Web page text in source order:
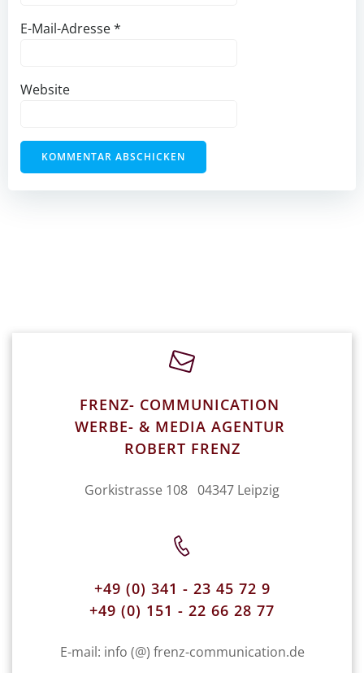
E-Mail-Adresse*
Website
FRENZ- COMMUNICATION
WERBE- & MEDIA AGENTUR
ROBERT FRENZ
Gorkistrasse 108 04347 Leipzig
+49 (0) 341 - 23 45 72 9
+49 (0) 151 - 22 66 28 77
E-mail: info (@) frenz-communication.de